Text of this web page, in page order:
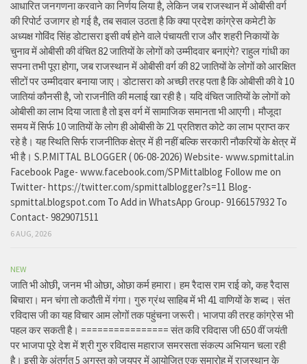
आधारित जनगणना करवाने का निर्णय लिया है, लेकिन जब राजस्थान में ओबीसी वर्ग
की रिपोर्ट उजागर हो गई है, तब सवाल उठता है कि क्या प्रदेश कांग्रेस कमेटी के
अध्यक्ष गोविंद सिंह डोटासरा इसी वर्ष होने वाले पंचायती राज और शहरी निकायों के
चुनाव में ओबीसी की वंचित 82 जातियों के लोगों को उम्मीदवार बनाएंगे? राहुल गांधी का
सपना तभी पूरा होगा, जब राजस्थान में ओबीसी वर्ग की 82 जातियों के लोगों को आरक्षित
सीटों पर उम्मीदवार बनाया जाए। डोटासरा को अच्छी तरह पता है कि ओबीसी की वे 10
जातियां कौनसी है, जो राजनीति की मलाई खा रही है। यदि वंचित जातियों के लोगों को
ओबीसी का लाभ दिया जाता है तो इस वर्ग में सामाजिक समानता भी आएगी। मौजूदा
समय में सिर्फ 10 जातियों के लोग ही ओबीसी के 21 प्रतिशत कोटे का लाभ प्राप्त कर
रहे है। यह स्थिति सिर्फ राजनीतिक क्षेत्र में ही नहीं बल्कि सरकारी नौकरियों के क्षेत्र में
भी है। S.P.MITTAL BLOGGER ( 06-08-2026) Website- www.spmittal.in
Facebook Page- www.facebook.com/SPMittalblog Follow me on
Twitter- https://twitter.com/spmittalblogger?s=11 Blog-
spmittal.blogspot.com To Add in WhatsApp Group- 9166157932 To
Contact- 9829071511
6 AUG, 2026
NEW
जाति भी ओछी, जनम भी ओछा, ओछा कर्म हमारा। हम रैदास राम राई को, कह रैदास
बिचारा। मन चंगा तो कठौती में गंगा। गुरु ग्रंथ साहिब में भी 41 वाणियों के शब्द। संत
रविदास जी का यह विचार आम लोगों तक पहुंचना जरूरी। भाजपा की तरह कांग्रेस भी
पहल कर सकती है। ================ संत कवि रविदास जी 650 वीं जयंती
पर भाजपा पूरे देश में श्री गुरु रविदास महाराज समरसता संकल्प अभियान चला रही
है। इसी के अंतर्गत 5 अगस्त को जयपुर में आयोजित एक समारोह में राजस्थान के